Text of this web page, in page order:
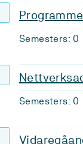
Semesters: 0
Semesters: 0